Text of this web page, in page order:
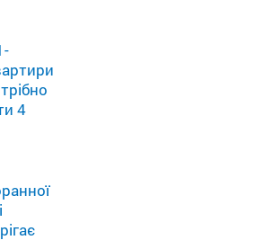
4